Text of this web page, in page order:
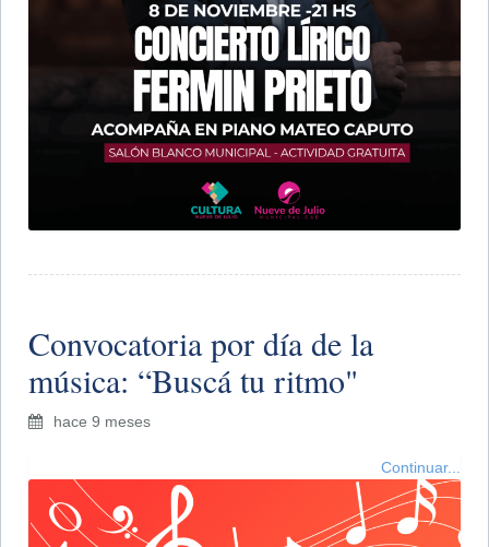
Convocatoria por día de la
música: “Buscá tu ritmo"
hace 9 meses
Continuar...